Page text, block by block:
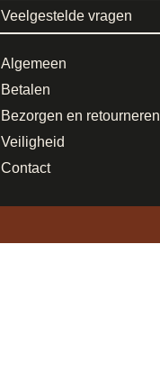
Veelgestelde vragen
Algemeen
Betalen
Bezorgen en retourneren
Veiligheid
Contact